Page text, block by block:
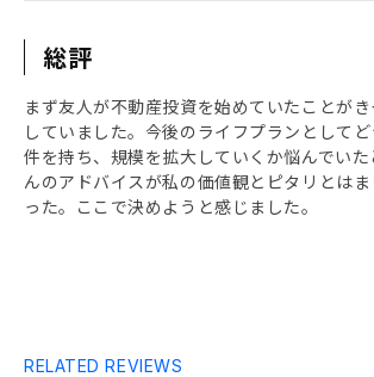
総評
まず友人が不動産投資を始めていたことが
していました。今後のライフプランとして
件を持ち、規模を拡大していくか悩んでい
んのアドバイスが私の価値観とピタリとは
った。ここで決めようと感じました。
RELATED REVIEWS